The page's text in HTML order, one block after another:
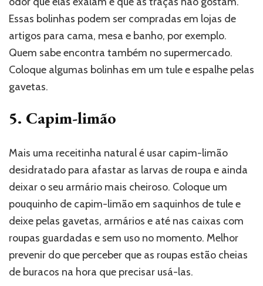
Essas bolinhas podem ser compradas em lojas de
artigos para cama, mesa e banho, por exemplo.
Quem sabe encontra também no supermercado.
Coloque algumas bolinhas em um tule e espalhe pelas
gavetas.
5. Capim-limão
Mais uma receitinha natural é usar capim-limão
desidratado para afastar as larvas de roupa e ainda
deixar o seu armário mais cheiroso. Coloque um
pouquinho de capim-limão em saquinhos de tule e
deixe pelas gavetas, armários e até nas caixas com
roupas guardadas e sem uso no momento. Melhor
prevenir do que perceber que as roupas estão cheias
de buracos na hora que precisar usá-las.